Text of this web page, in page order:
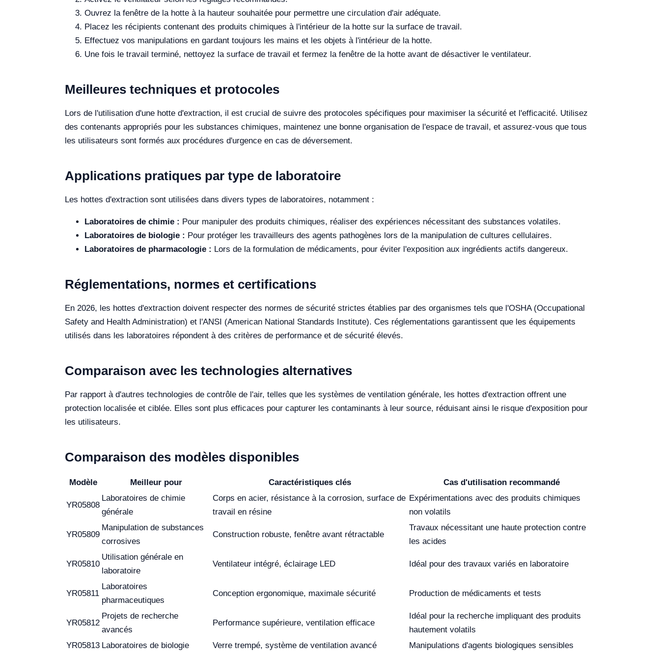
Ouvrez la fenêtre de la hotte à la hauteur souhaitée pour permettre une circulation d'air adéquate.
Placez les récipients contenant des produits chimiques à l'intérieur de la hotte sur la surface de travail.
Effectuez vos manipulations en gardant toujours les mains et les objets à l'intérieur de la hotte.
Une fois le travail terminé, nettoyez la surface de travail et fermez la fenêtre de la hotte avant de désactiver le ventilateur.
Meilleures techniques et protocoles
Lors de l'utilisation d'une hotte d'extraction, il est crucial de suivre des protocoles spécifiques pour maximiser la sécurité et l'efficacité. Utilisez
des contenants appropriés pour les substances chimiques, maintenez une bonne organisation de l'espace de travail, et assurez-vous que tous
les utilisateurs sont formés aux procédures d'urgence en cas de déversement.
Applications pratiques par type de laboratoire
Les hottes d'extraction sont utilisées dans divers types de laboratoires, notamment :
Laboratoires de chimie : Pour manipuler des produits chimiques, réaliser des expériences nécessitant des substances volatiles.
Laboratoires de biologie : Pour protéger les travailleurs des agents pathogènes lors de la manipulation de cultures cellulaires.
Laboratoires de pharmacologie : Lors de la formulation de médicaments, pour éviter l'exposition aux ingrédients actifs dangereux.
Réglementations, normes et certifications
En 2026, les hottes d'extraction doivent respecter des normes de sécurité strictes établies par des organismes tels que l'OSHA (Occupational
Safety and Health Administration) et l'ANSI (American National Standards Institute). Ces réglementations garantissent que les équipements
utilisés dans les laboratoires répondent à des critères de performance et de sécurité élevés.
Comparaison avec les technologies alternatives
Par rapport à d'autres technologies de contrôle de l'air, telles que les systèmes de ventilation générale, les hottes d'extraction offrent une
protection localisée et ciblée. Elles sont plus efficaces pour capturer les contaminants à leur source, réduisant ainsi le risque d'exposition pour
les utilisateurs.
Comparaison des modèles disponibles
Modèle Meilleur pour Caractéristiques clés Cas d'utilisation recommandé
YR05808
Laboratoires de chimie
générale
Corps en acier, résistance à la corrosion, surface de
travail en résine
Expérimentations avec des produits chimiques
non volatils
YR05809
Manipulation de substances
corrosives
Construction robuste, fenêtre avant rétractable
Travaux nécessitant une haute protection contre
les acides
YR05810
Utilisation générale en
laboratoire
Ventilateur intégré, éclairage LED Idéal pour des travaux variés en laboratoire
YR05811
Laboratoires
pharmaceutiques
Conception ergonomique, maximale sécurité Production de médicaments et tests
YR05812
Projets de recherche
avancés
Performance supérieure, ventilation efficace
Idéal pour la recherche impliquant des produits
hautement volatils
YR05813 Laboratoires de biologie Verre trempé, système de ventilation avancé Manipulations d'agents biologiques sensibles